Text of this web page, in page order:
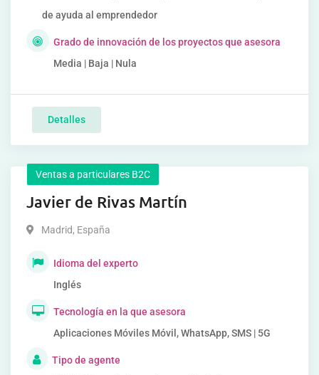
de ayuda al emprendedor
Grado de innovación de los proyectos que asesora
Media | Baja | Nula
Detalles
Ventas a particulares B2C
Javier de Rivas Martín
Madrid, España
Idioma del experto
Inglés
Tecnología en la que asesora
Aplicaciones Móviles Móvil, WhatsApp, SMS | 5G
Tipo de agente